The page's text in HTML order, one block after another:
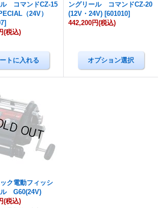
ル コマンドCZ-15
（24V）
]
(税込)
ングリール コマンドCZ-20
(12V・24V) [601010]
442,200円(税込)
ク電動フィッシ
ル G60(24V)
(税込)